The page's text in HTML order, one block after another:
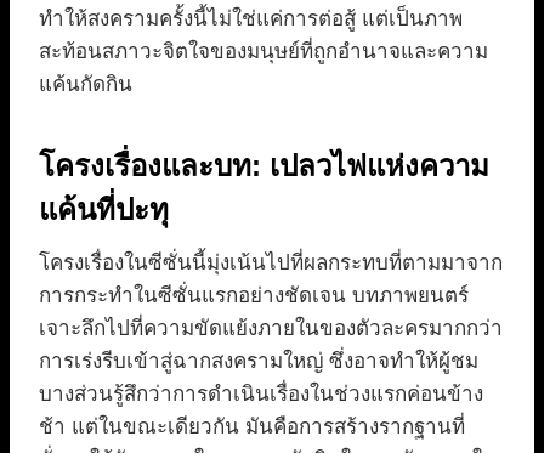
ทำให้สงครามครั้งนี้ไม่ใช่แค่การต่อสู้ แต่เป็นภาพ
สะท้อนสภาวะจิตใจของมนุษย์ที่ถูกอำนาจและความ
แค้นกัดกิน
โครงเรื่องและบท: เปลวไฟแห่งความ
แค้นที่ปะทุ
โครงเรื่องในซีซั่นนี้มุ่งเน้นไปที่ผลกระทบที่ตามมาจาก
การกระทำในซีซั่นแรกอย่างชัดเจน บทภาพยนตร์
เจาะลึกไปที่ความขัดแย้งภายในของตัวละครมากกว่า
การเร่งรีบเข้าสู่ฉากสงครามใหญ่ ซึ่งอาจทำให้ผู้ชม
บางส่วนรู้สึกว่าการดำเนินเรื่องในช่วงแรกค่อนข้าง
ช้า แต่ในขณะเดียวกัน มันคือการสร้างรากฐานที่